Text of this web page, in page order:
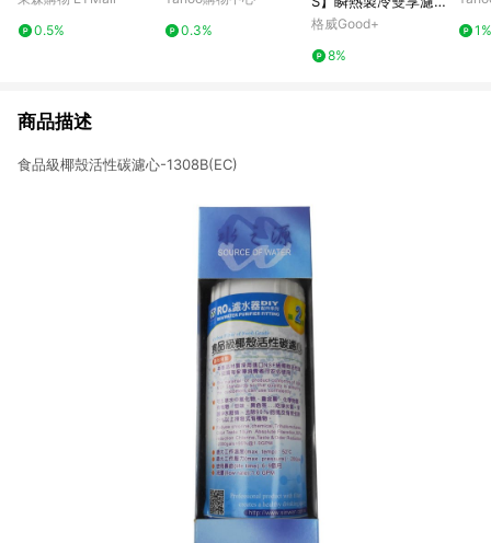
0.5%
0.3%
飲水機 雙享Bar
格威Good+
8%
1%
商品描述
食品級椰殼活性碳濾心-1308B(EC)